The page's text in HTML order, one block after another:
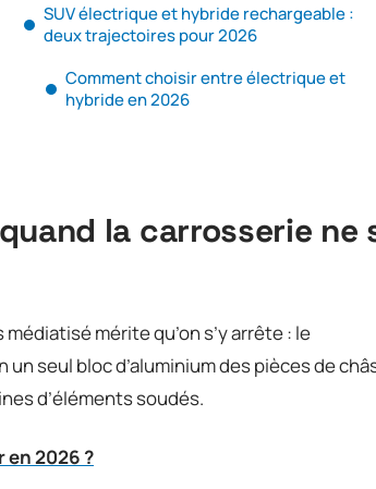
SUV électrique et hybride rechargeable :
deux trajectoires pour 2026
Comment choisir entre électrique et
hybride en 2026
la carrosserie ne
mérite qu’on s’y arrête : le
seul bloc d’aluminium des pièces de
d’éléments soudés.
2026 ?